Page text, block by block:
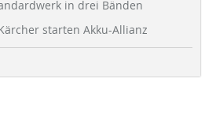
in drei Bänden
starten Akku-Allianz